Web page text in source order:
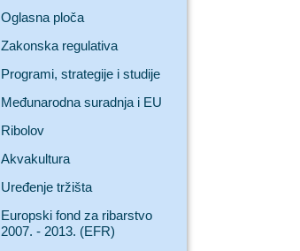
Oglasna ploča
Zakonska regulativa
Programi, strategije i studije
Međunarodna suradnja i EU
Ribolov
Akvakultura
Uređenje tržišta
Europski fond za ribarstvo
2007. - 2013. (EFR)